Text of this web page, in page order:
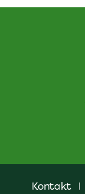
Kontakt |